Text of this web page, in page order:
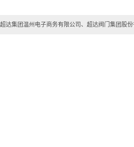
超达集团温州电子商务有限公司、超达阀门集团股